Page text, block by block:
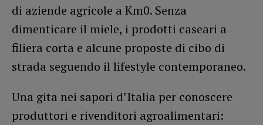
di aziende agricole a Km0. Senza
dimenticare il miele, i prodotti caseari a
filiera corta e alcune proposte di cibo di
strada seguendo il lifestyle contemporaneo.
Una gita nei sapori d’Italia per conoscere
produttori e rivenditori agroalimentari: